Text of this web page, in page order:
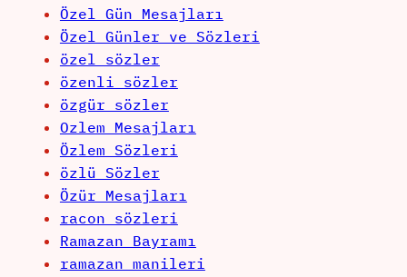
Özel Gün Mesajları
Özel Günler ve Sözleri
özel sözler
özenli sözler
özgür sözler
Ozlem Mesajları
Özlem Sözleri
özlü Sözler
Özür Mesajları
racon sözleri
Ramazan Bayramı
ramazan manileri